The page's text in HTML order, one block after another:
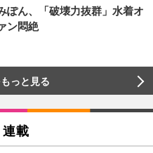
ぽん、「破壊力抜群」水着オ
ン悶絶
っと見る
載